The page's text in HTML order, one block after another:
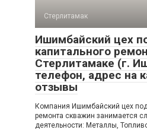
Стерлитамак
Ишимбайский цех
капитального
Стерлитамаке (г.
телефон, адрес на
отзывы
Компания Ишимбайский цех
ремонта скважин занимается
деятельности: Металлы,